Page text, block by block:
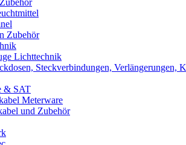
Zubehör
Lichttechnik
Steckverbindungen, Verlängerungen,
& SAT
Meterware
und Zubehör